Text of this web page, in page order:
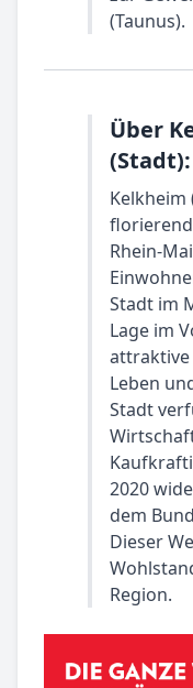
(Taunus).
Über
(Stadt):
Kelkheim
Rhein-
Stadt im
Lage im
attraktive
Leben
Stadt
2020
dem
Dieser
Region.